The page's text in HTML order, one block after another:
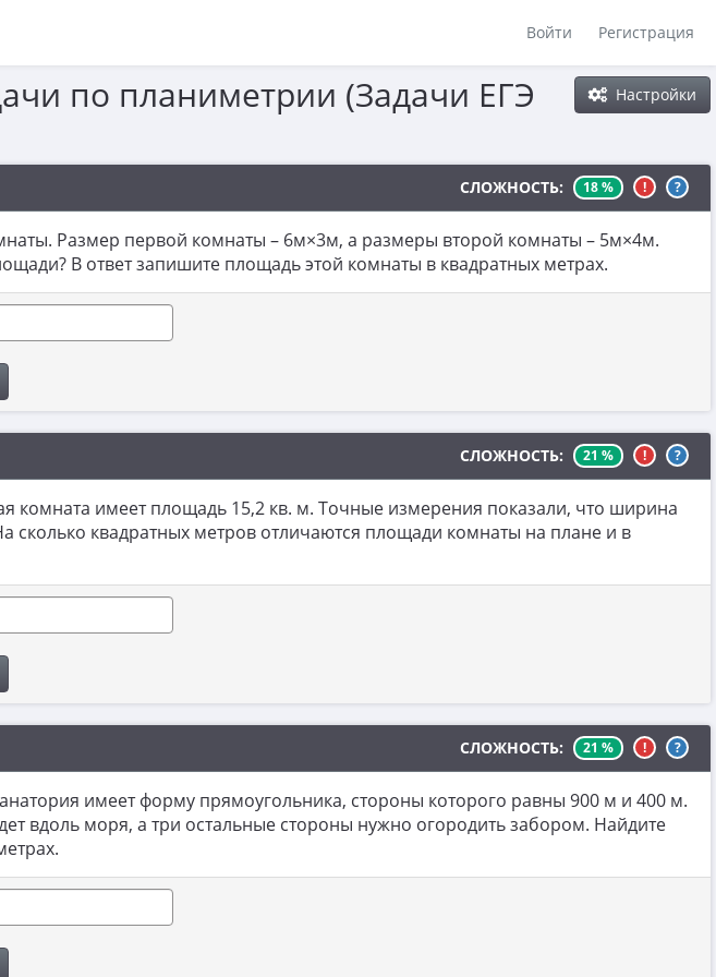
Войти Регистрация
Настройки
по планиметрии (Задачи ЕГЭ
СЛОЖНОСТЬ: 18 % ! ?
Размер первой комнаты – 6м×3м, а размеры второй комнаты – 5м×4м.
В ответ запишите площадь этой комнаты в квадратных метрах.
СЛОЖНОСТЬ: 21 % ! ?
комната имеет площадь 15,2 кв. м. Точные измерения показали, что ширина
сколько квадратных метров отличаются площади комнаты на плане и в
СЛОЖНОСТЬ: 21 % ! ?
имеет форму прямоугольника, стороны которого равны 900 м и 400 м.
вдоль моря, а три остальные стороны нужно огородить забором. Найдите